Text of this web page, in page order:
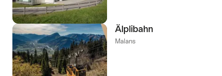
Älplibahn
Malans